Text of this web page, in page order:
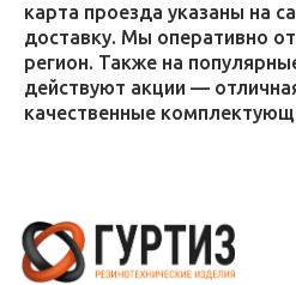
карта проезда указаны на
доставку. Мы оперативно
регион. Также на
действуют акции —
качественные